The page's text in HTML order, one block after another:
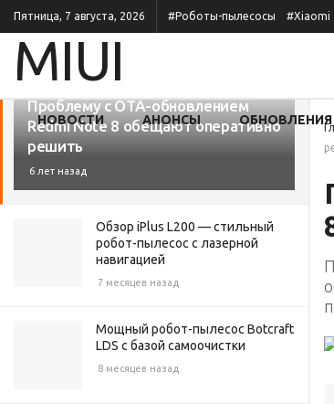
НОВЫЕ ПОПУЛЯРНЫЕ Все категории
Проблему с OTA-обновлением
Redmi Note 8 обещают оперативно
решить
6 лет назад
Обзор iPlus L200 — стильный
робот-пылесос с лазерной
навигацией
7 месяцев назад
Мощный робот-пылесос Botcraft
LDS с базой самоочистки
8 месяцев назад
Пятница, 7 августа, 2026 #Роботы-пылесосы #Xiaomi
НОВОСТИ АНОНСЫ ОБНОВЛЕНИЯ